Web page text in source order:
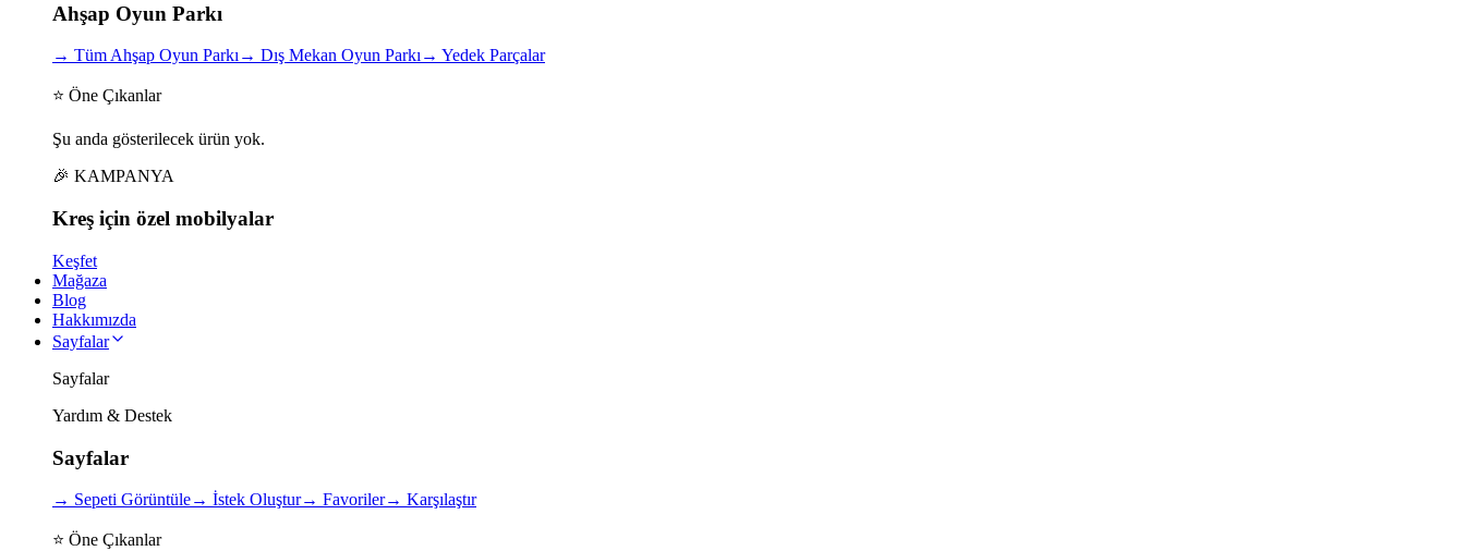
Ahşap Oyun Parkı
→ Tüm Ahşap Oyun Parkı→ Dış Mekan Oyun Parkı→ Yedek Parçalar
⭐ Öne Çıkanlar
Şu anda gösterilecek ürün yok.
🎉 KAMPANYA
Kreş için özel mobilyalar
Keşfet
Mağaza
Blog
Hakkımızda
Sayfalar
Sayfalar
Yardım & Destek
Sayfalar
→ Sepeti Görüntüle→ İstek Oluştur→ Favoriler→ Karşılaştır
⭐ Öne Çıkanlar